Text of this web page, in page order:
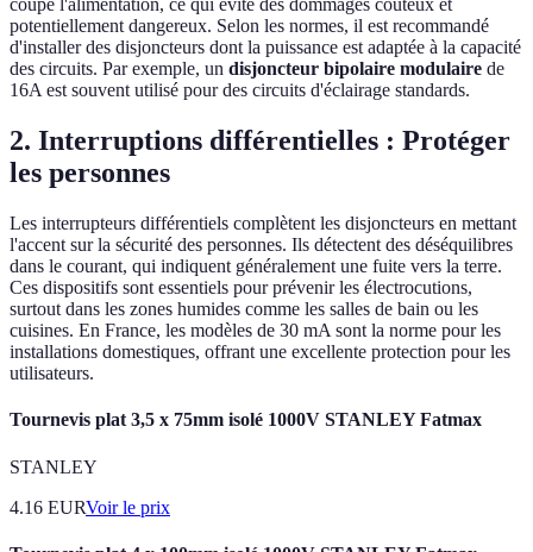
coupe l'alimentation, ce qui évite des dommages coûteux et
potentiellement dangereux. Selon les normes, il est recommandé
d'installer des disjoncteurs dont la puissance est adaptée à la capacité
des circuits. Par exemple, un disjoncteur bipolaire modulaire de
16A est souvent utilisé pour des circuits d'éclairage standards.
2. Interruptions différentielles : Protéger
les personnes
Les interrupteurs différentiels complètent les disjoncteurs en mettant
l'accent sur la sécurité des personnes. Ils détectent des déséquilibres
dans le courant, qui indiquent généralement une fuite vers la terre.
Ces dispositifs sont essentiels pour prévenir les électrocutions,
surtout dans les zones humides comme les salles de bain ou les
cuisines. En France, les modèles de 30 mA sont la norme pour les
installations domestiques, offrant une excellente protection pour les
utilisateurs.
Tournevis plat 3,5 x 75mm isolé 1000V STANLEY Fatmax
STANLEY
4.16 EURVoir le prix